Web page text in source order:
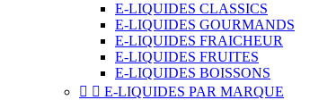
E-LIQUIDES CLASSICS
E-LIQUIDES GOURMANDS
E-LIQUIDES FRAICHEUR
E-LIQUIDES FRUITES
E-LIQUIDES BOISSONS
  E-LIQUIDES PAR MARQUE